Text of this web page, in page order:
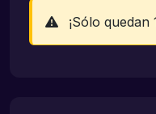
¡Sólo quedan